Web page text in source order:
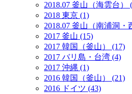
2018.07 釜山（海雲台）
2018 東京 (1)
2018.07 釜山（南浦洞・
2017 釜山 (15)
2017 韓国（釜山） (17)
2017 バリ島・台湾 (4)
2017 沖縄 (1)
2016 韓国（釜山） (21)
2016 ドイツ (43)